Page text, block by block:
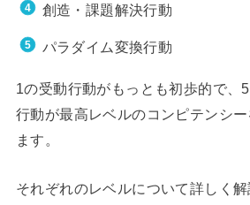
創造・課題解決行動
パラダイム変換行動
1の受動行動がもっとも初歩的で、
行動が最高レベルのコンピテンシ
ます。
それぞれのレベルについて詳しく